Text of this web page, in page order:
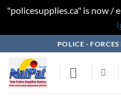
"policesupplies.ca" is now /
to
content
POLICE -